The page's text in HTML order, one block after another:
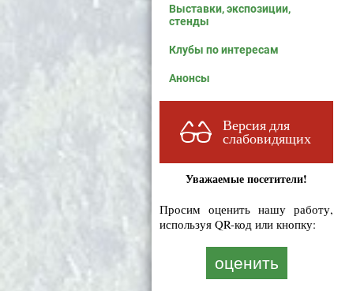
Выставки, экспозиции,
стенды
Клубы по интересам
Анонсы
Версия для
слабовидящих
Уважаемые посетители!
Просим оценить нашу работу,
используя QR-код или кнопку:
оценить